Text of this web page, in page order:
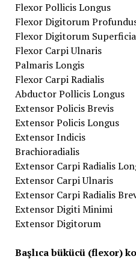
Flexor Pollicis Longus
Flexor Digitorum
Flexor Digitorum
Flexor Carpi Ulnaris
Palmaris Longis
Flexor Carpi Radialis
Abductor Pollicis Longus
Extensor Policis Brevis
Extensor Policis Longus
Extensor Indicis
Brachioradialis
Extensor Carpi Radialis
Extensor Carpi Ulnaris
Extensor Carpi Radialis
Extensor Digiti Minimi
Extensor Digitorum
Başlıca bükücü (flexor)